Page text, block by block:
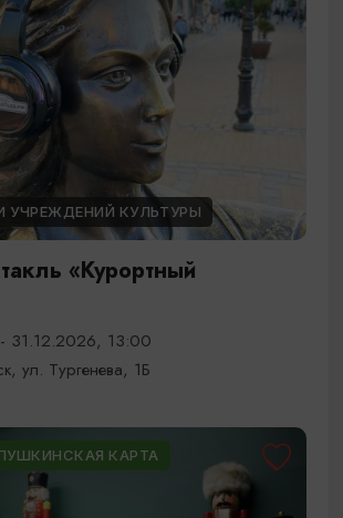
УЧРЕЖДЕНИЙ КУЛЬТУРЫ
«Курортный
31.12.2026, 13:00
ул. Тургенева, 1Б
КАРТА